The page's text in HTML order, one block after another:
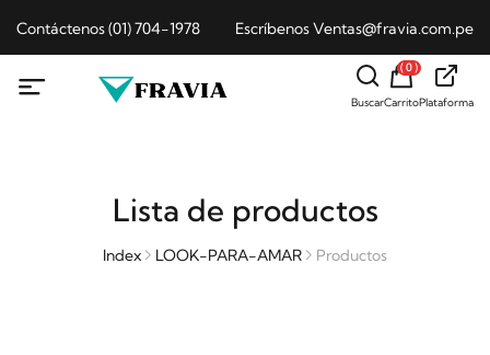
Contáctenos (01) 704-1978 Escríbenos Ventas@fravia.com.pe
Buscar
( 0 )
CarritoPlataforma
Lista de productos
Index LOOK-PARA-AMAR Productos